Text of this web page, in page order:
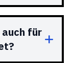
für